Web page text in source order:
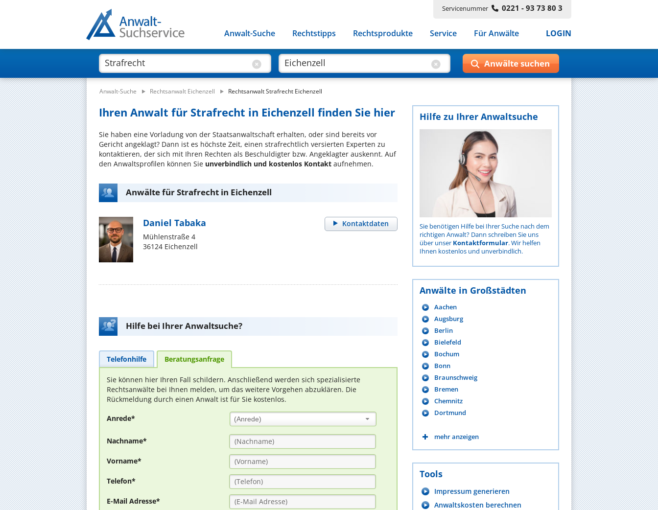
Servicenummer 0221 - 93 73 80 3
Anwalt-Suche Rechtstipps Rechtsprodukte Service Für Anwälte LOGIN
Anwalt-Suche Rechtsanwalt Eichenzell Rechtsanwalt Strafrecht Eichenzell
Ihren Anwalt für Strafrecht in Eichenzell finden Sie hier
Sie haben eine Vorladung von der Staatsanwaltschaft erhalten, oder sind bereits vor
Gericht angeklagt? Dann ist es höchste Zeit, einen strafrechtlich versierten Experten zu
kontaktieren, der sich mit Ihren Rechten als Beschuldigter bzw. Angeklagter auskennt. Auf
den Anwaltsprofilen können Sie unverbindlich und kostenlos Kontakt aufnehmen.
Anwälte für Strafrecht in Eichenzell
Kontaktdaten
Daniel Tabaka
Mühlenstraße 4
36124 Eichenzell
Hilfe bei Ihrer Anwaltsuche?
Telefonhilfe Beratungsanfrage
Sie können hier Ihren Fall schildern. Anschließend werden sich spezialisierte
Rechtsanwälte bei Ihnen melden, um das weitere Vorgehen abzuklären. Die
Rückmeldung durch einen Anwalt ist für Sie kostenlos.
Anrede* (Anrede)
Nachname*
Vorname*
Telefon*
E-Mail Adresse*
Hilfe zu Ihrer Anwaltsuche
Sie benötigen Hilfe bei Ihrer Suche nach dem
richtigen Anwalt? Dann schreiben Sie uns
über unser Kontaktformular. Wir helfen
Ihnen kostenlos und unverbindlich.
Anwälte in Großstädten
Aachen
Augsburg
Berlin
Bielefeld
Bochum
Bonn
Braunschweig
Bremen
Chemnitz
Dortmund
mehr anzeigen
Tools
Impressum generieren
Anwaltskosten berechnen